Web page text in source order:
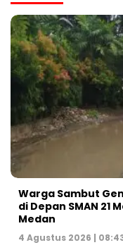
Warga Sambut
di Depan SMAN 21
Medan
4 Agustus 2026 |